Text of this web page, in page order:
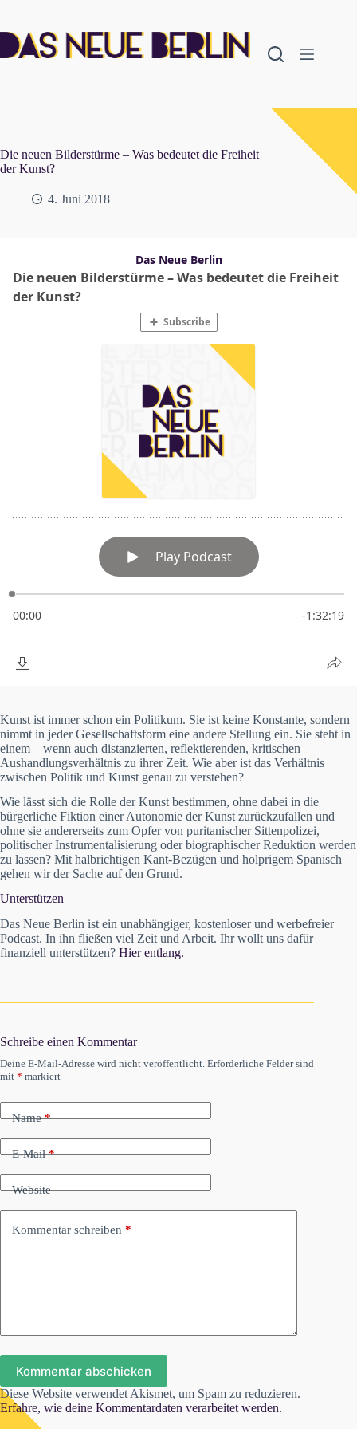
springen
Die neuen Bilderstürme – Was bedeutet die Freiheit
der Kunst?
4. Juni 2018
Kunst ist immer schon ein Politikum. Sie ist keine Konstante, sondern
nimmt in jeder Gesellschaftsform eine andere Stellung ein. Sie steht in
einem – wenn auch distanzierten, reflektierenden, kritischen –
Aushandlungsverhältnis zu ihrer Zeit. Wie aber ist das Verhältnis
zwischen Politik und Kunst genau zu verstehen?
Wie lässt sich die Rolle der Kunst bestimmen, ohne dabei in die
bürgerliche Fiktion einer Autonomie der Kunst zurückzufallen und
ohne sie andererseits zum Opfer von puritanischer Sittenpolizei,
politischer Instrumentalisierung oder biographischer Reduktion werden
zu lassen? Mit halbrichtigen Kant-Bezügen und holprigem Spanisch
gehen wir der Sache auf den Grund.
Unterstützen
Das Neue Berlin ist ein unabhängiger, kostenloser und werbefreier
Podcast. In ihn fließen viel Zeit und Arbeit. Ihr wollt uns dafür
finanziell unterstützen? Hier entlang.
Schreibe einen Kommentar
Deine E-Mail-Adresse wird nicht veröffentlicht. Erforderliche Felder sind
mit * markiert
Name*
E-Mail*
Website
Kommentar schreiben *
Kommentar abschicken
Diese Website verwendet Akismet, um Spam zu reduzieren.
Erfahre, wie deine Kommentardaten verarbeitet werden.